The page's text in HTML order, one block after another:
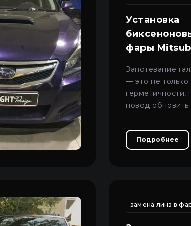
Пн–Пт 09:00–20:00
Сб–Вс – выходные
+38 (067) 274-70-70
Установка
фары
Запотевание
— это не
герметичности,
повод обновить
безопасного
Подробнее
регулировка фар на автомобиле киевзамена линз в